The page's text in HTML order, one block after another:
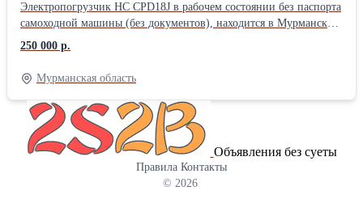
Электропогрузчик НC CPD18J в рабочем состоянии без паспорта
самоходной машины (без документов), находится в Мурманской
области г. Кировск. Электропогрузчик НC CPD18J в рабочем
состоянии без паспорта самоходной машины (без документов),
находится в Мурманской области г. Кировск.
250 000 р.
Мурманская область
Объявления без суеты
Правила Контакты
© 2026